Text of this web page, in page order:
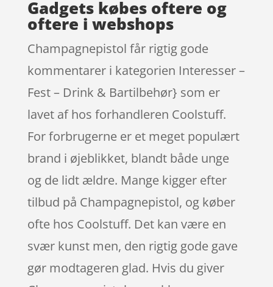
Gadgets købes oftere og
oftere i webshops
Champagnepistol får rigtig gode
kommentarer i kategorien Interesser –
Fest – Drink & Bartilbehør} som er
lavet af hos forhandleren Coolstuff.
For forbrugerne er et meget populært
brand i øjeblikket, blandt både unge
og de lidt ældre. Mange kigger efter
tilbud på Champagnepistol, og køber
ofte hos Coolstuff. Det kan være en
svær kunst men, den rigtig gode gave
gør modtageren glad. Hvis du giver